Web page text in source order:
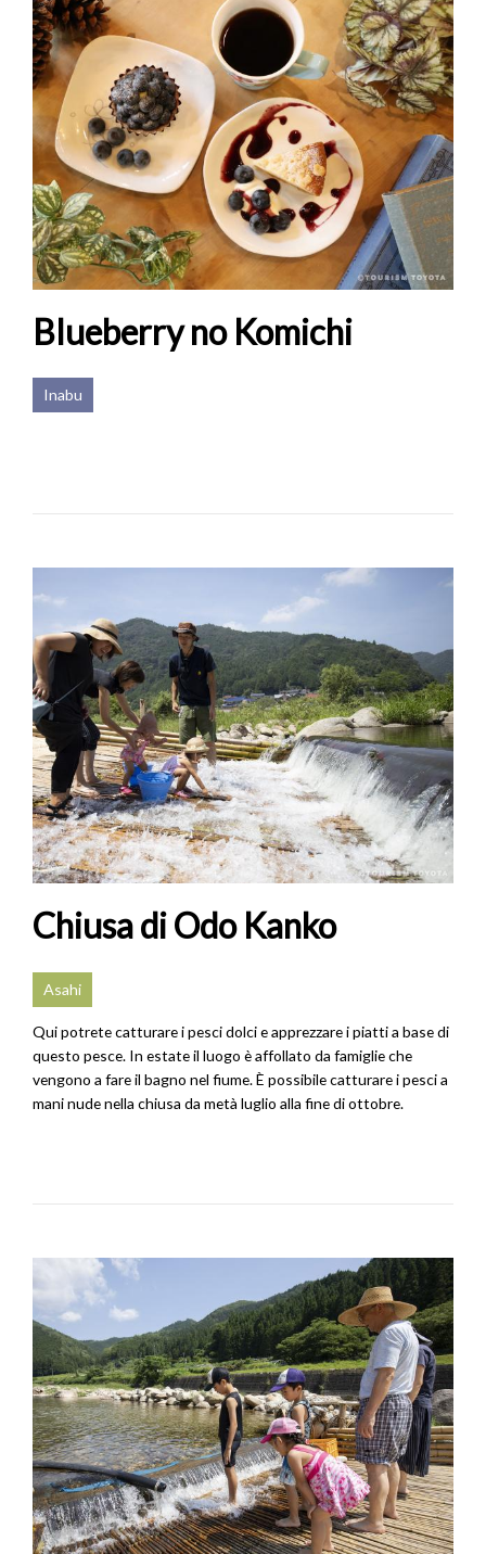
Blueberry no Komichi
Inabu
Chiusa di Odo Kanko
Asahi
Qui potrete catturare i pesci dolci e apprezzare i piatti a base di
questo pesce. In estate il luogo è affollato da famiglie che
vengono a fare il bagno nel fiume. È possibile catturare i pesci a
mani nude nella chiusa da metà luglio alla fine di ottobre.